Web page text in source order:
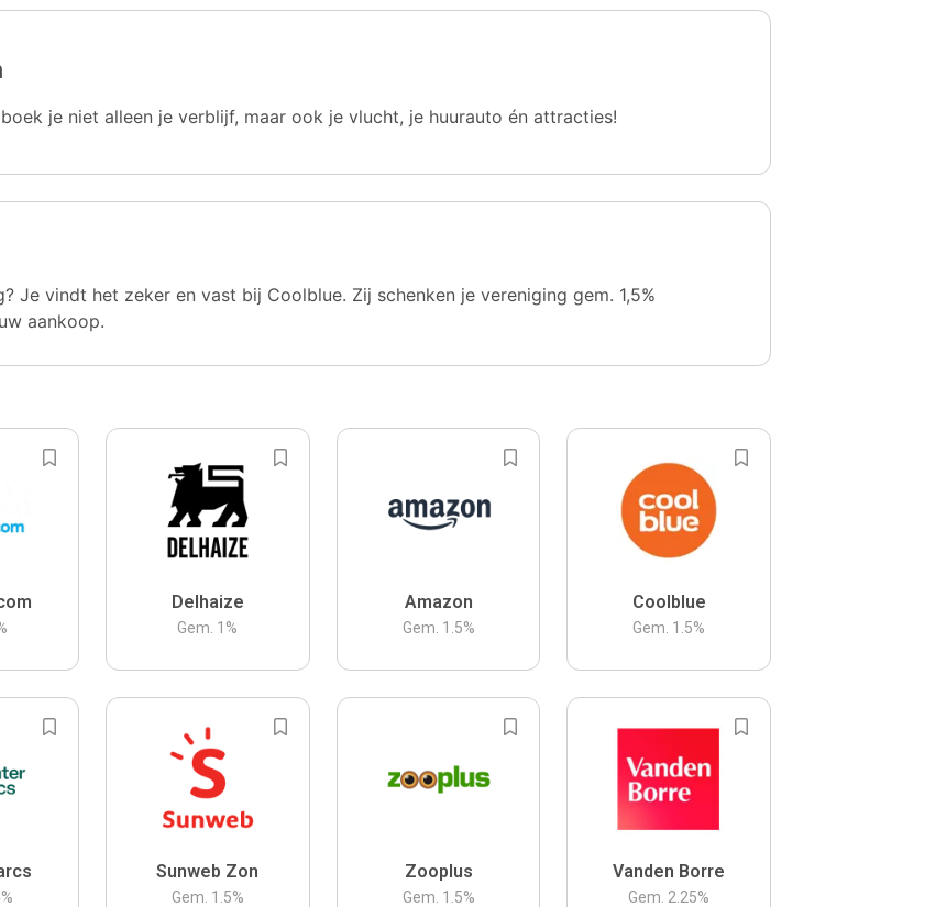
je niet alleen je verblijf, maar ook je vlucht, je huurauto én attracties!
Je vindt het zeker en vast bij Coolblue. Zij schenken je vereniging gem. 1,5%
aankoop.
Delhaize
Gem. 1 %
Amazon
Gem. 1.5%
Coolblue
Gem. 1.5%
%
Sunweb Zon
Gem. 1.5%
Zooplus
Gem. 1.5%
Vanden Borre
Gem. 2.25%